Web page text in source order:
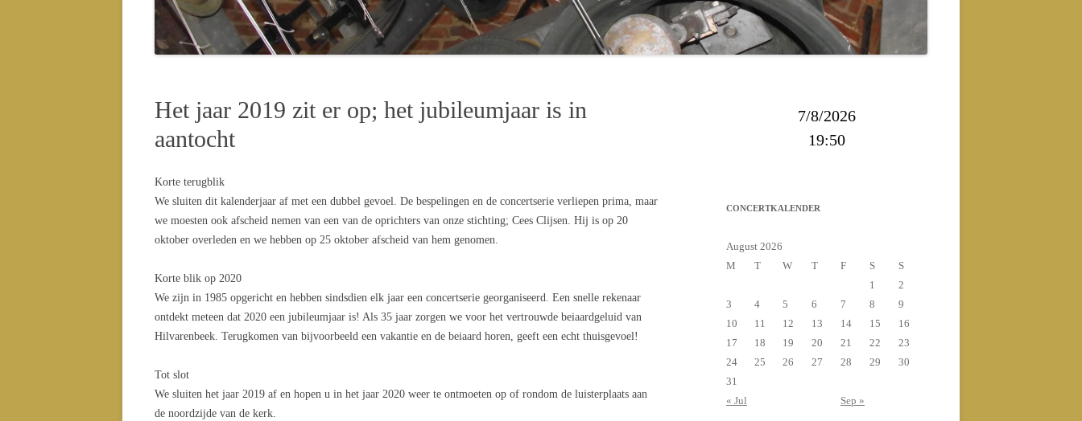
CONCERTEN 2017
CONCERTEN 2018
2013
Het jaar 2019 zit er op; het jubileumjaar is in
aantocht
Korte terugblik
We sluiten dit kalenderjaar af met een dubbel gevoel. De bespelingen en de concertserie verliepen prima, maar
we moesten ook afscheid nemen van een van de oprichters van onze stichting; Cees Clijsen. Hij is op 20
oktober overleden en we hebben op 25 oktober afscheid van hem genomen.
Korte blik op 2020
We zijn in 1985 opgericht en hebben sindsdien elk jaar een concertserie georganiseerd. Een snelle rekenaar
ontdekt meteen dat 2020 een jubileumjaar is! Als 35 jaar zorgen we voor het vertrouwde beiaardgeluid van
Hilvarenbeek. Terugkomen van bijvoorbeeld een vakantie en de beiaard horen, geeft een echt thuisgevoel!
Tot slot
We sluiten het jaar 2019 af en hopen u in het jaar 2020 weer te ontmoeten op of rondom de luisterplaats aan
de noordzijde van de kerk.
7/8/2026
19:50
CONCERTKALENDER
August 2026
M
T W T F S
S
1
2
3
4 5 6 7 8
9
10
11 12 13 14 15
16
17
18 19 20 21 22
23
24
25 26 27 28 29
30
31
« Jul
Sep »